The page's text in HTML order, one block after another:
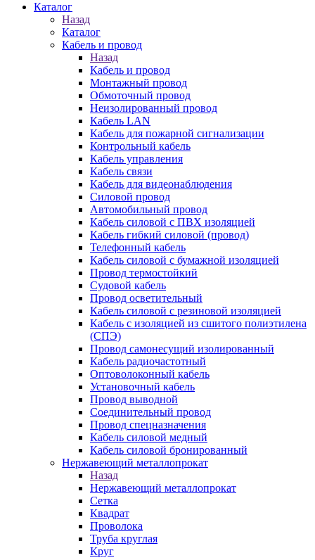
Каталог
Назад
Каталог
Кабель и провод
Назад
Кабель и провод
Монтажный провод
Обмоточный провод
Неизолированный провод
Кабель LAN
Кабель для пожарной сигнализации
Контрольный кабель
Кабель управления
Кабель связи
Кабель для видеонаблюдения
Силовой провод
Автомобильный провод
Кабель силовой с ПВХ изоляцией
Кабель гибкий силовой (провод)
Телефонный кабель
Кабель силовой с бумажной изоляцией
Провод термостойкий
Судовой кабель
Провод осветительный
Кабель силовой с резиновой изоляцией
Кабель с изоляцией из сшитого полиэтилена
(СПЭ)
Провод самонесущий изолированный
Кабель радиочастотный
Оптоволоконный кабель
Установочный кабель
Провод выводной
Соединительный провод
Провод спецназначения
Кабель силовой медный
Кабель силовой бронированный
Нержавеющий металлопрокат
Назад
Нержавеющий металлопрокат
Сетка
Квадрат
Проволока
Труба круглая
Круг